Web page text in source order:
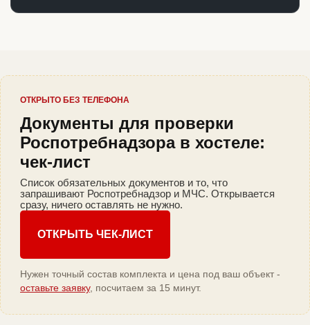
ОТКРЫТО БЕЗ ТЕЛЕФОНА
Документы для проверки
Роспотребнадзора в хостеле:
чек-лист
Список обязательных документов и то, что
запрашивают Роспотребнадзор и МЧС. Открывается
сразу, ничего оставлять не нужно.
ОТКРЫТЬ ЧЕК-ЛИСТ
Нужен точный состав комплекта и цена под ваш объект -
оставьте заявку, посчитаем за 15 минут.